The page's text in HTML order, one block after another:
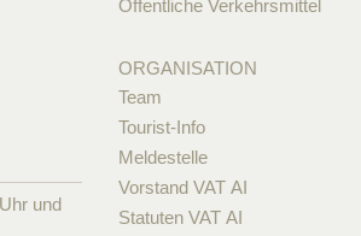
und
Öffentliche Verkehrsmittel
ORGANISATION
Team
Tourist-Info
Meldestelle
Vorstand VAT AI
Statuten VAT AI